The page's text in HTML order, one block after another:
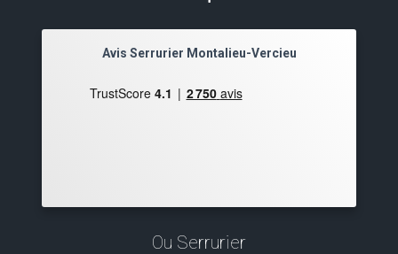
Avis Serrurier Montalieu-Vercieu
Ou Serrurier